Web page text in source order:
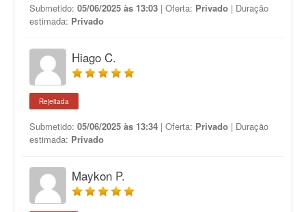
Submetido: 05/06/2025 às 13:03 | Oferta: Privado | Duração
estimada: Privado
Hiago C.
Rejeitada
Submetido: 05/06/2025 às 13:34 | Oferta: Privado | Duração
estimada: Privado
Maykon P.